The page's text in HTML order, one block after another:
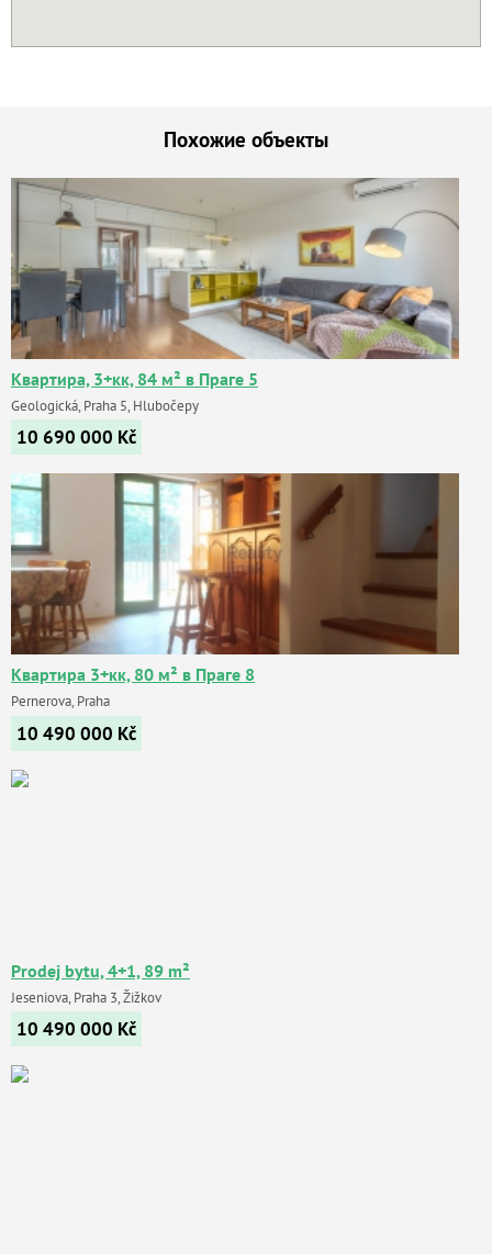
Похожие объекты
Квартира, 3+кк, 84 м² в Праге 5
Geologická, Praha 5, Hlubočepy
10 690 000 Kč
Квартира 3+кк, 80 м² в Праге 8
Pernerova, Praha
10 490 000 Kč
Prodej bytu, 4+1, 89 m²
Jeseniova, Praha 3, Žižkov
10 490 000 Kč